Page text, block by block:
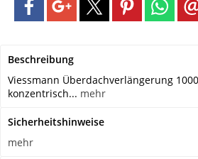
Beschreibung
Viessmann Überdachverlängerung
konzentrisch... mehr
Sicherheitshinweise
mehr